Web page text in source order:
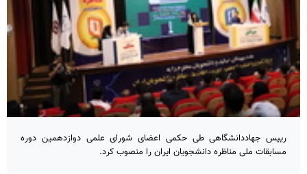
رییس جهاددانشگاهی طی حکمی اعضای شورای علمی دوازدهمین دوره
مسابقات ملی مناظره دانشجویان ایران را منصوب کرد.